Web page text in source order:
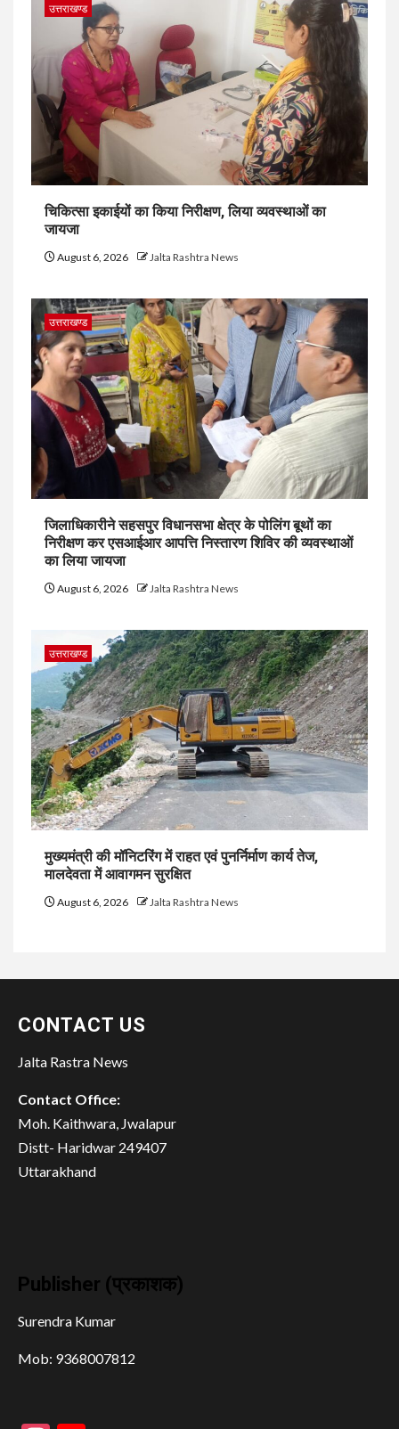
उत्तराखण्ड
चिकित्सा इकाईयों का किया निरीक्षण, लिया व्यवस्थाओं का
जायजा
August 6, 2026 Jalta Rashtra News
उत्तराखण्ड
जिलाधिकारीने सहसपुर विधानसभा क्षेत्र के पोलिंग बूथों का
निरीक्षण कर एसआईआर आपत्ति निस्तारण शिविर की व्यवस्थाओं
का लिया जायजा
August 6, 2026 Jalta Rashtra News
उत्तराखण्ड
मुख्यमंत्री की मॉनिटरिंग में राहत एवं पुनर्निर्माण कार्य तेज,
मालदेवता में आवागमन सुरक्षित
August 6, 2026 Jalta Rashtra News
CONTACT US
Jalta Rastra News
Contact Office:
Moh. Kaithwara, Jwalapur
Distt- Haridwar 249407
Uttarakhand
Publisher (प्रकाशक)
Surendra Kumar
Mob: 9368007812